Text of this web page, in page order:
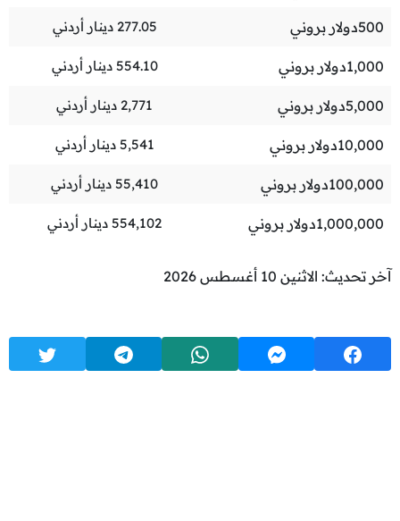
500دولار بروني 277.05 دينار أردني
1,000دولار بروني 554.10 دينار أردني
5,000دولار بروني 2,771 دينار أردني
10,000دولار بروني 5,541 دينار أردني
100,000دولار بروني 55,410 دينار أردني
1,000,000دولار بروني 554,102 دينار أردني
آخر تحديث: الاثنين 10 أغسطس 2026